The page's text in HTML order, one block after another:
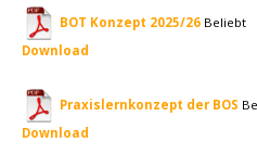
BOT Konzept 2025/26 Beliebt
Download
Praxislernkonzept der BOS
Download